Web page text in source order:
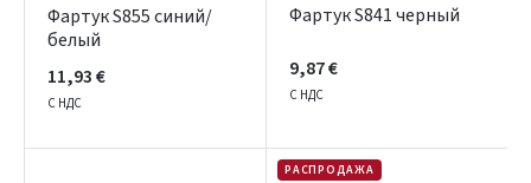
Фартук S855 синий/
белый
11,93 €
С НДС
Фартук S841 черный
9,87 €
С НДС
РАСПРОДАЖА